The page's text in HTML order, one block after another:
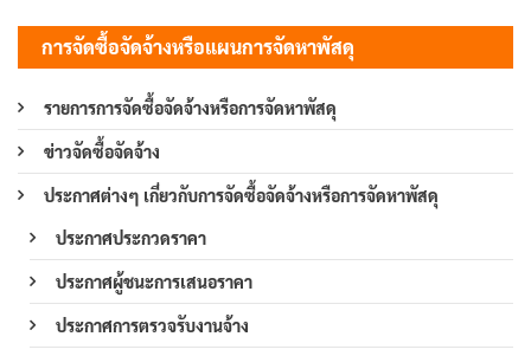
การจัดซื้อจัดจ้างหรือแผนการจัดหาพัสดุ
รายการการจัดซื้อจัดจ้างหรือการจัดหาพัสดุ
ข่าวจัดซื้อจัดจ้าง
ประกาศต่างๆ เกี่ยวกับการจัดซื้อจัดจ้างหรือการจัดหาพัสดุ
ประกาศประกวดราคา
ประกาศผู้ชนะการเสนอราคา
ประกาศการตรวจรับงานจ้าง